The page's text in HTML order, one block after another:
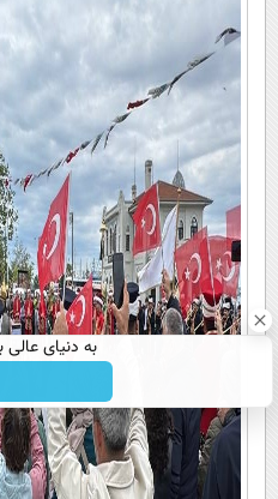
به دنیای عالی